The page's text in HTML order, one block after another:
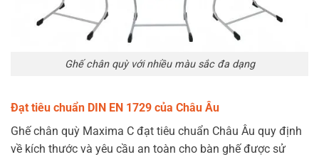
Ghế chân quỳ với nhiều màu sắc đa dạng
Đạt tiêu chuẩn DIN EN 1729 của Châu Âu
Ghế chân quỳ Maxima C đạt tiêu chuẩn Châu Âu quy định
về kích thước và yêu cầu an toàn cho bàn ghế được sử